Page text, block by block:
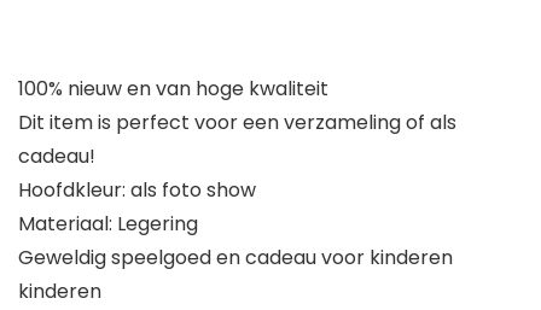
100% nieuw en van hoge kwaliteit
Dit item is perfect voor een verzameling of als
cadeau!
Hoofdkleur: als foto show
Materiaal: Legering
Geweldig speelgoed en cadeau voor kinderen
kinderen